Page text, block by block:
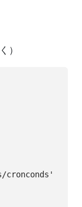
）
cronconds'